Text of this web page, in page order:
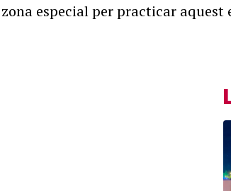
especial per practicar aquest